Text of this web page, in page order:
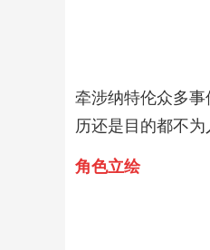
牵涉纳特伦众多
历还是目的都不为
角色立绘